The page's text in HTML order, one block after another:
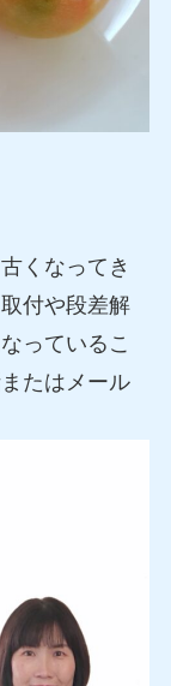
くなってき
付や段差解
っているこ
たはメール